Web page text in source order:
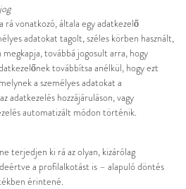
vonatkozó, általa egy adatkezelő
adatokat tagolt, széles körben használt,
továbbá jogosult arra, hogy
továbbítsa anélkül, hogy ezt
a személyes adatokat a
adatkezelés hozzájáruláson, vagy
automatizált módon történik.
terjedjen ki rá az olyan, kizárólag
a profilalkotást is – alapuló döntés
érintené.